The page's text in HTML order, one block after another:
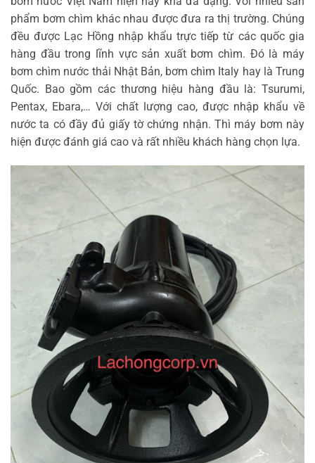
phẩm bơm chìm khác nhau được đưa ra thị trường. Chúng
đều được Lạc Hồng nhập khẩu trực tiếp từ các quốc gia
hàng đầu trong lĩnh vực sản xuất bơm chìm. Đó là máy
bơm chìm nước thải Nhật Bản, bơm chìm Italy hay là Trung
Quốc. Bao gồm các thương hiệu hàng đầu là: Tsurumi,
Pentax, Ebara,… Với chất lượng cao, được nhập khẩu về
nước ta có đầy đủ giấy tờ chứng nhận. Thì máy bơm này
hiện được đánh giá cao và rất nhiều khách hàng chọn lựa.